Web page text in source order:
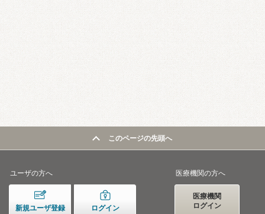
このページの先頭へ
ユーザの方へ
新規ユーザ登録 ログイン
医療機関の方へ
医療機関
ログイン